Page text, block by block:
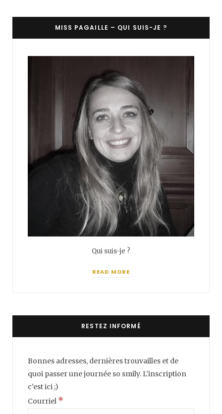
MISS PAGAILLE – QUI SUIS-JE ?
Qui suis-je ?
READ MORE
RESTEZ INFORMÉ
Bonnes adresses, dernières trouvailles et de
quoi passer une journée so smily. L'inscription
c'est ici ;)
Courriel *